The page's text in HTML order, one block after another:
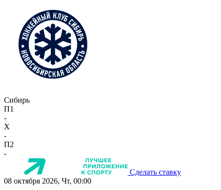
Сибирь
П1
-
X
-
П2
-
Сделать ставку
08 октября 2026, Чт, 00:00